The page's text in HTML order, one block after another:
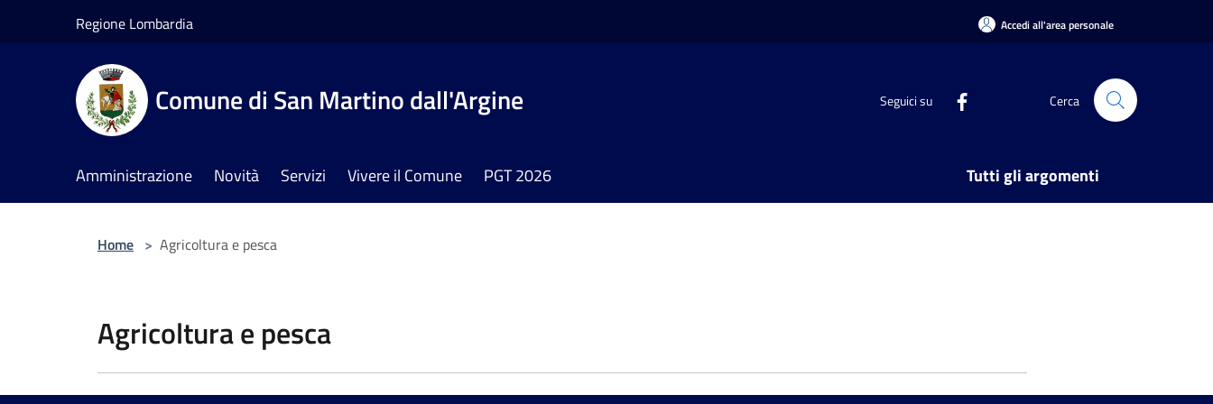
Regione Lombardia Accedi all'area personale
Comune di San Martino dall'Argine Seguici su Cerca
Amministrazione Novità Servizi Vivere il Comune PGT 2026 Tutti gli argomenti
Home > Agricoltura e pesca
Agricoltura e pesca